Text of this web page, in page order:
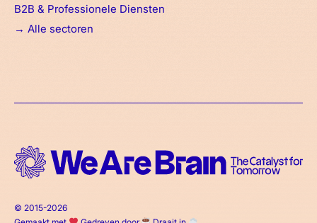
B2B & Professionele Diensten
→ Alle sectoren
© 2015-2026